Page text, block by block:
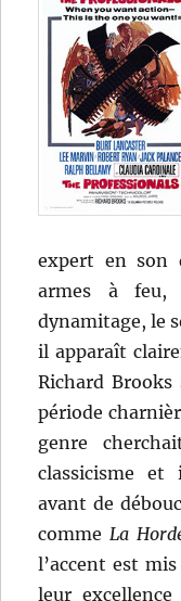
expert en son
armes à
dynamitage, le
il apparaît
Richard
période
genre
classicisme
avant de
commeLa
l’accent est
leur